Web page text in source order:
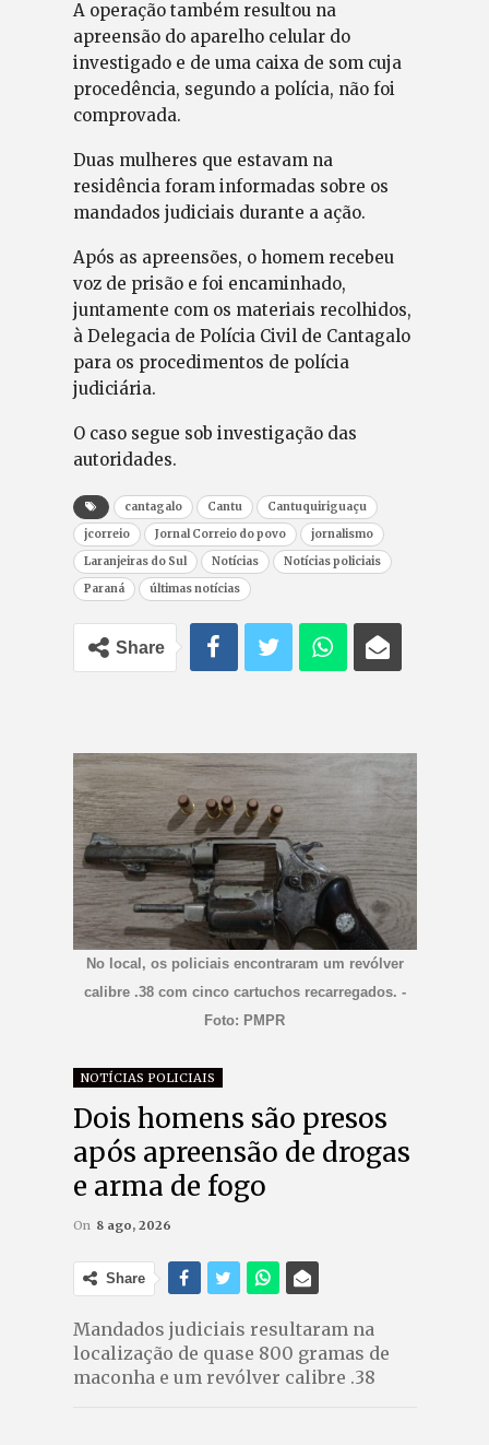
A operação também resultou na
apreensão do aparelho celular do
investigado e de uma caixa de som cuja
procedência, segundo a polícia, não foi
comprovada.
Duas mulheres que estavam na
residência foram informadas sobre os
mandados judiciais durante a ação.
Após as apreensões, o homem recebeu
voz de prisão e foi encaminhado,
juntamente com os materiais recolhidos,
à Delegacia de Polícia Civil de Cantagalo
para os procedimentos de polícia
judiciária.
O caso segue sob investigação das
autoridades.
cantagalo Cantu
Cantuquiriguaçu
jcorreio
Jornal Correio do povo
jornalismo
Laranjeiras do Sul
Notícias
Notícias policiais
Paraná
últimas notícias
Share
No local, os policiais encontraram um revólver
calibre .38 com cinco cartuchos recarregados. -
Foto: PMPR
NOTÍCIAS POLICIAIS
Dois homens são presos
após apreensão de drogas
e arma de fogo
On 8 ago, 2026
Share
Mandados judiciais resultaram na
localização de quase 800 gramas de
maconha e um revólver calibre .38